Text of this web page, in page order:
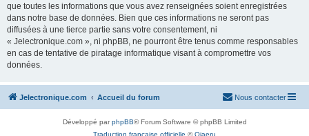
que toutes les informations que vous avez renseignées soient enregistrées
dans notre base de données. Bien que ces informations ne seront pas
diffusées à une tierce partie sans votre consentement, ni
« Jelectronique.com », ni phpBB, ne pourront être tenus comme responsables
en cas de tentative de piratage informatique visant à compromettre vos
données.
Jelectronique.com Accueil du forum Nous contacter
Développé parphpBB® Forum Software © phpBB Limited
Traduction française officielle ©Qiaeru